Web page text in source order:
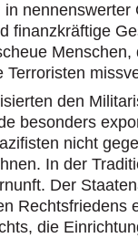
in
finanzkräftige
Terroristen
den
besonders
nicht
In der
Der
Rechtsfriedens
die